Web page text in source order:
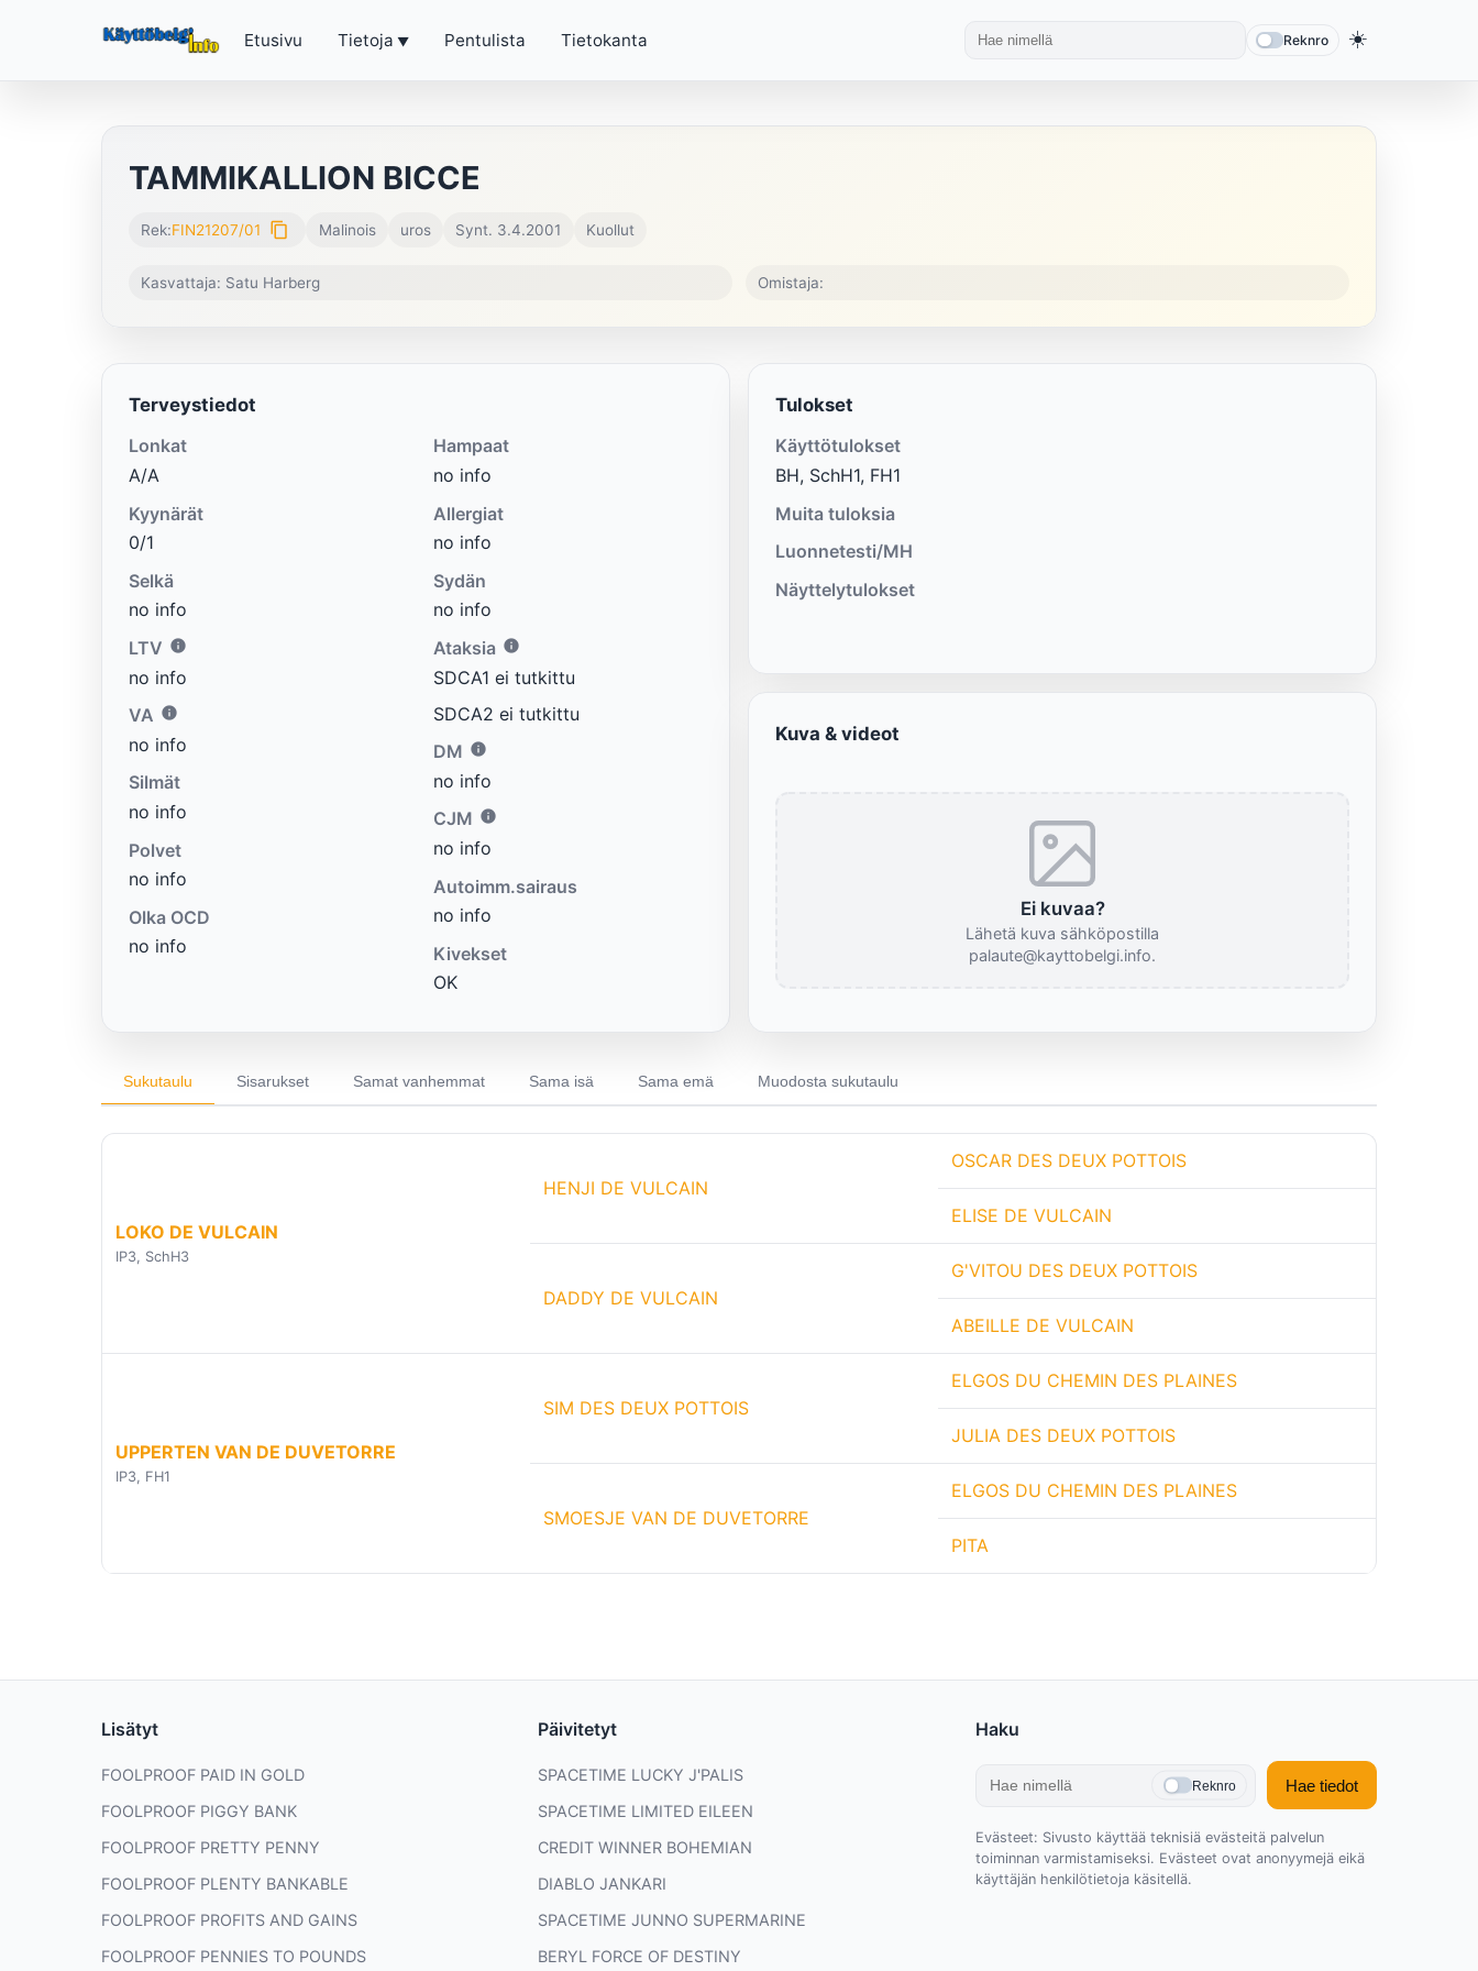
Etusivu Tietoja Pentulista Tietokanta Reknro ☀️
TAMMIKALLION BICCE
Rek:FIN21207/01 content_copy Malinois uros Synt. 3.4.2001 Kuollut
Kasvattaja: Satu Harberg Omistaja:
Terveystiedot
Lonkat
A/A
Kyynärät
0/1
Selkä
no info
LTV
no info
VA
no info
Silmät
no info
Polvet
no info
Olka OCD
no info
Hampaat
no info
Allergiat
no info
Sydän
no info
Ataksia
SDCA1 ei tutkittu
SDCA2 ei tutkittu
DM
no info
CJM
no info
Autoimm.sairaus
no info
Kivekset
OK
Tulokset
Käyttötulokset
BH, SchH1, FH1
Muita tuloksia
Luonnetesti/MH
Näyttelytulokset
Kuva & videot
Ei kuvaa?
Lähetä kuva sähköpostilla
palaute@kayttobelgi.info.
Sukutaulu Sisarukset Samat vanhemmat Sama isä Sama emä Muodosta sukutaulu
LOKO DE VULCAIN
IP3, SchH3
HENJI DE VULCAIN
OSCAR DES DEUX POTTOIS
ELISE DE VULCAIN
DADDY DE VULCAIN
G'VITOU DES DEUX POTTOIS
ABEILLE DE VULCAIN
UPPERTEN VAN DE DUVETORRE
IP3, FH1
SIM DES DEUX POTTOIS
ELGOS DU CHEMIN DES PLAINES
JULIA DES DEUX POTTOIS
SMOESJE VAN DE DUVETORRE
ELGOS DU CHEMIN DES PLAINES
PITA
Lisätyt
FOOLPROOF PAID IN GOLD
FOOLPROOF PIGGY BANK
FOOLPROOF PRETTY PENNY
FOOLPROOF PLENTY BANKABLE
FOOLPROOF PROFITS AND GAINS
FOOLPROOF PENNIES TO POUNDS
Päivitetyt
SPACETIME LUCKY J'PALIS
SPACETIME LIMITED EILEEN
CREDIT WINNER BOHEMIAN
DIABLO JANKARI
SPACETIME JUNNO SUPERMARINE
BERYL FORCE OF DESTINY
Haku
Reknro Hae tiedot
Evästeet: Sivusto käyttää teknisiä evästeitä palvelun
toiminnan varmistamiseksi. Evästeet ovat anonyymejä eikä
käyttäjän henkilötietoja käsitellä.